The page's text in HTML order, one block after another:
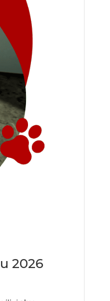
2026